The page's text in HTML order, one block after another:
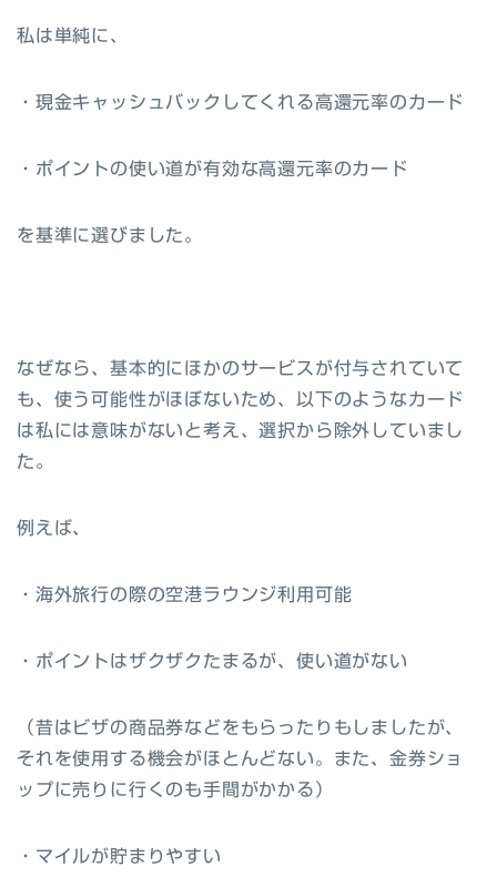
私は単純に、
・現金キャッシュバックしてくれる高還元率のカード
・ポイントの使い道が有効な高還元率のカード
を基準に選びました。
なぜなら、基本的にほかのサービスが付与されていて
も、使う可能性がほぼないため、以下のようなカード
は私には意味がないと考え、選択から除外 していまし
た。
例えば、
・海外旅行の際の空港ラウンジ利用可能
・ポイントはザクザクたまるが、使い道がない
（昔はビザの商品券などをもらったりもしましたが、
それを使用する機会がほとんどない。また、金券ショ
ップに売りに行くのも手間がかかる）
・マイルが貯まりやすい